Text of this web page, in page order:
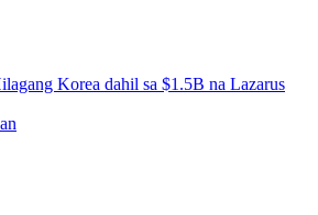
Korea dahil sa $1.5B na Lazarus